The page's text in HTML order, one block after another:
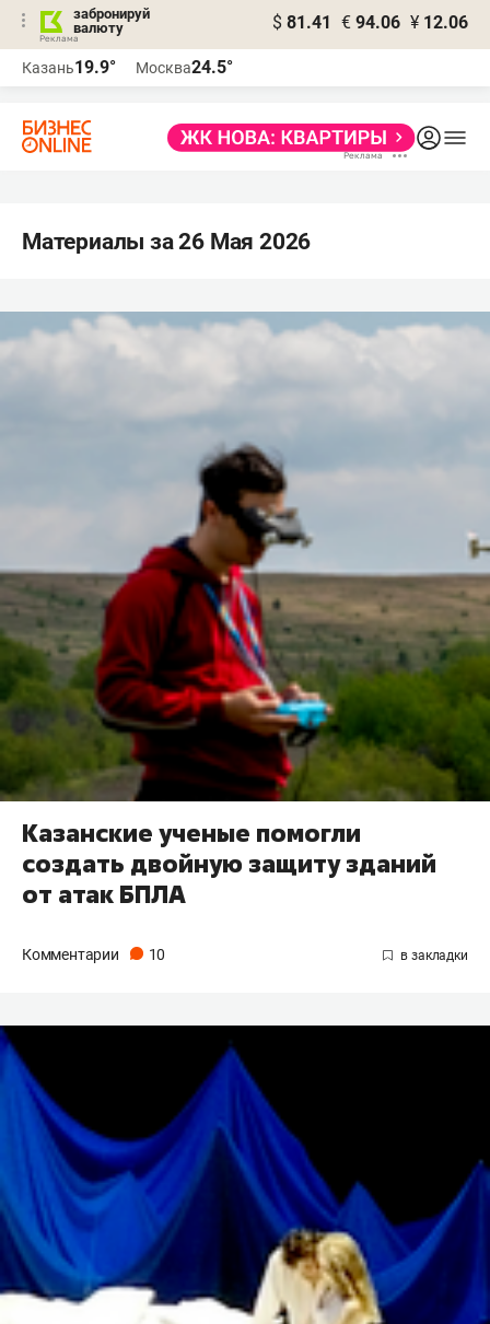
забронируй
валюту
$ 81.41 € 94.06 ¥ 12.06
Казань19.9° Москва24.5°
Материалы за 26 Мая 2026
Казанские ученые помогли
создать двойную защиту зданий
от атак БПЛА
Комментарии 10